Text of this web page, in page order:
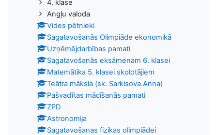
4. klase
Angļu valoda
Vides pētnieki
Sagatavošanās Olimpiāde ekonomikā
Uzņēmējdarbības pamati
Sagatavošanās eksāmenam 6. klasei
Matemātika 5. klasei skolotājiem
Teātra māksla (sk. Sarkisova Anna)
Pašvadītas mācīšanās pamati
ZPD
Astronomija
Sagatavošanas fizikas olimpiādei